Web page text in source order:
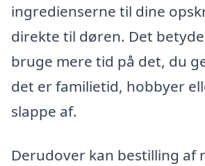
ingredienserne til dine
direkte til døren. Det
bruge mere tid på det, du
det er familietid, hobbyer
slappe af.
Derudover kan bestilling af